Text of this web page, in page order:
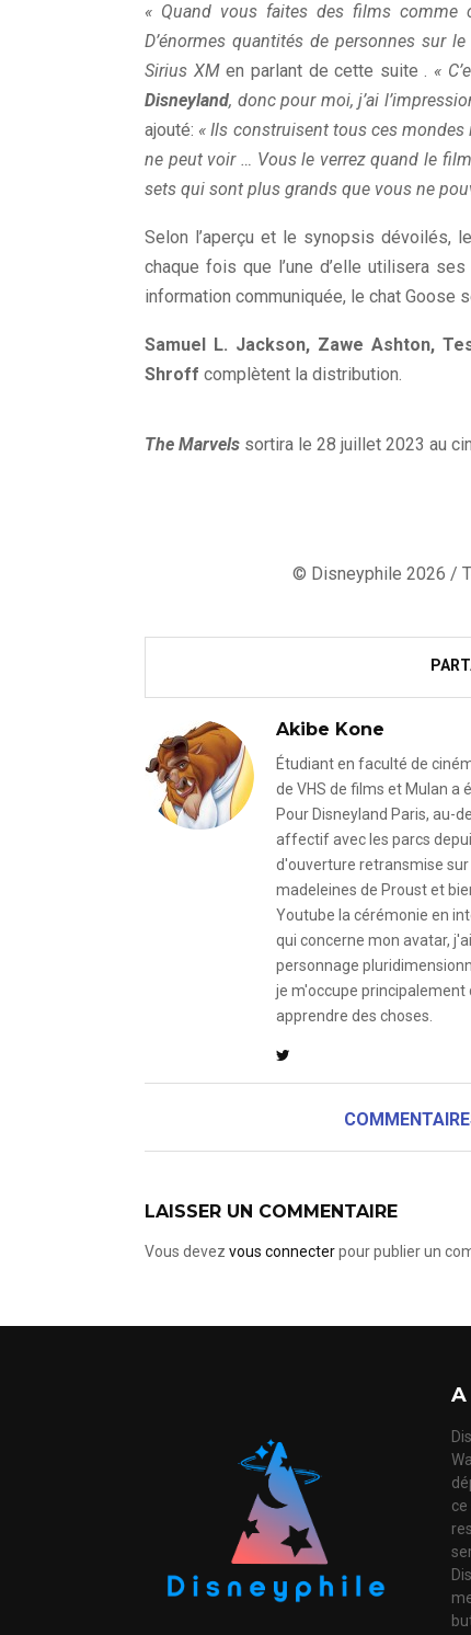
« Quand vous faites des films comme
D’énormes quantités de personnes sur
Sirius XMen parlant de cette suite . «
Disneyland, donc pour moi, j’ai
ajouté: « Ils construisent tous ces mondes
ne peut voir … Vous le verrez quand le
sets qui sont plus grands que vous ne
Selon l’aperçu et le synopsis dévoilés,
chaque fois que l’une d’elle utilisera
information communiquée, le chat Goose
Samuel L. Jackson, Zawe Ashton,
Shroff complètent la distribution.
The Marvels sortira le 28 juillet 2023 au
© Disneyphile 2026 /
Akibe Kone
Étudiant en faculté de
de VHS de films et Mulan a
Pour Disneyland Paris, au-
affectif avec les parcs
d'ouverture retransmise sur
madeleines de Proust et
Youtube la cérémonie en
qui concerne mon avatar,
personnage
je m'occupe principalement
apprendre des choses.
LAISSER UN COMMENTAIRE
Vous devez vous connecterpour publier un
A